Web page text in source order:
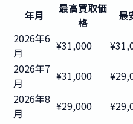
年月
最高買取価
格
最
2026年6
月
¥31,000
2026年7
月
¥31,000
2026年8
月
¥29,000